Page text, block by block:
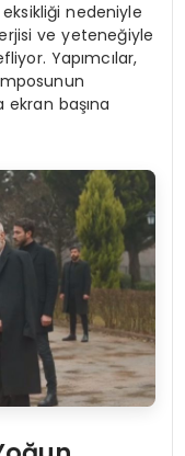
nedeniyle
ve yeteneğiyle
Yapımcılar,
başına